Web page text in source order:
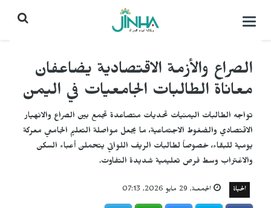
التحكم
الصراع والأزمة الاقتصادية يضاعفان
معاناة الطالبات الجامعيات في اليمن
تواجه الطالبات اليمنيات تحديات متصاعدة تجمع بين الصراع والانهيار
الاقتصادي والضغوط الاجتماعية، ما يجعل مواصلة التعليم الجامعي معركة
يومية للبقاء، خصوصاً لطالبات الريف اللواتي يتحملن أعباء السكن
والاغتراب وسط فرص تعليمية شديدة التفاوت.
الحياة الجمعـة, 29 مايو 2026, 07:13